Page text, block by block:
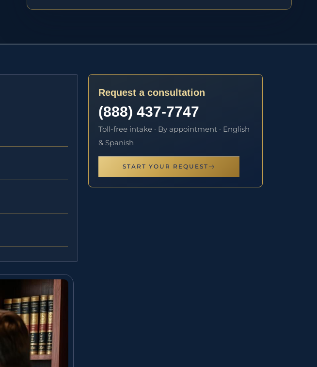
Request a consultation
(888) 437-7747
Toll-free intake · By appointment · English
& Spanish
START YOUR REQUEST